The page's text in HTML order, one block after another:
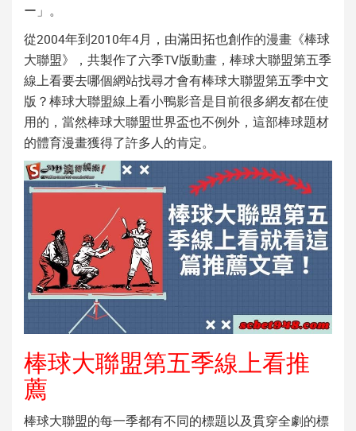
ー」。
從2004年到2010年4月，由滿田拓也創作的漫畫《棒球
大聯盟》，共製作了六季TV版動畫， 棒球大聯盟第五季
線上看要去哪個網站找尋才會有棒球大聯盟第五季中文
版 ？棒球大聯盟線上看小鴨影音是目前很多網友都在使
用的，當然棒球大聯盟世界盃也不例外，這部棒球題材
的體育漫畫獲得了許多人的肯定。
棒球大聯盟第五季線上看推
薦
棒球大聯盟的每一季都有不同的標題以及貫穿全劇的標